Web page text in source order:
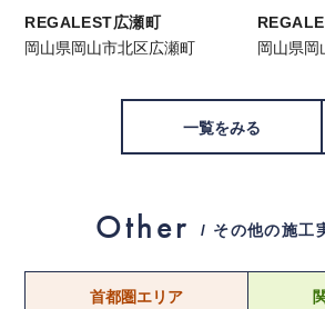
REGALEST広瀬町
岡山県岡山市北区広瀬町
岡山県岡
一覧をみる
Other / その他の施工
首都圏エリア